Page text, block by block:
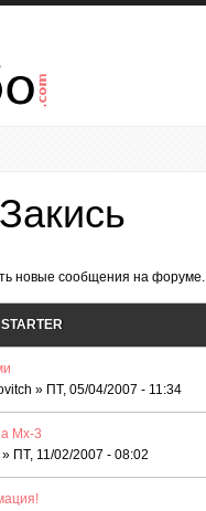
новые сообщения на форуме.
» ПТ, 05/04/2007 - 11:34
Mx-3
» ПТ, 11/02/2007 - 08:02